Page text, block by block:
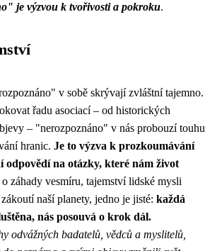
je výzvou k tvořivosti a pokroku.
v sobě skrývají zvláštní tajemno.
řadu asociací – od historických
– "nerozpoznáno" v nás probouzí touhu
hranic. Je to výzva k prozkoumávání
odpovědí na otázky, které nám život
záhady vesmíru, tajemství lidské mysli
naší planety, jedno je jisté: každá
nás posouvá o krok dál.
odvážných badatelů, vědců a myslitelů,